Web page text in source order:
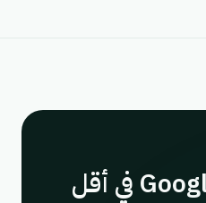
اربط Google Sheet في أقل